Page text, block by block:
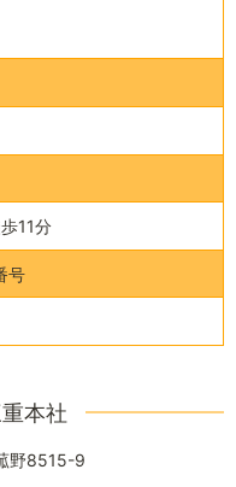
11分
号
本社
野8515-9